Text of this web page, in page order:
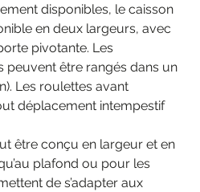
disponibles, le caisson
en deux largeurs, avec
pivotante. Les
peuvent être rangés dans un
Les roulettes avant
déplacement intempestif
être conçu en largeur et en
plafond ou pour les
de s’adapter aux